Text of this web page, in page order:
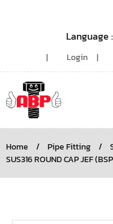
Login
Home / Pipe Fitting /
SUS316 ROUND CAP JEF